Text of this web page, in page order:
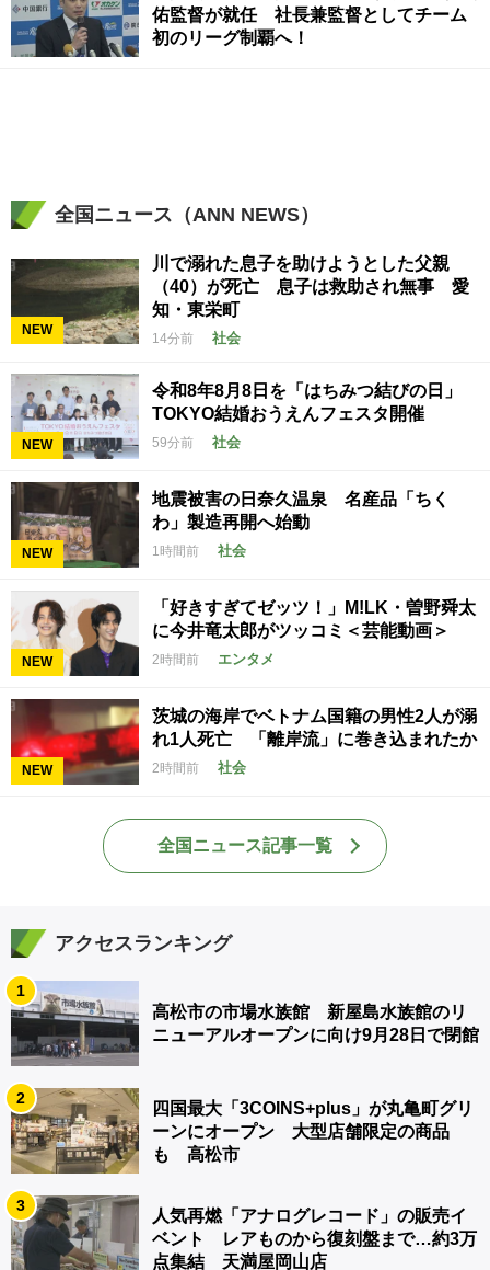
佑監督が就任 社長兼監督としてチーム
初のリーグ制覇へ！
全国ニュース（ANN NEWS）
NEW
川で溺れた息子を助けようとした父親
（40）が死亡 息子は救助され無事 愛
知・東栄町
14分前 社会
NEW
令和8年8月8日を「はちみつ結びの日」
TOKYO結婚おうえんフェスタ開催
59分前 社会
NEW
地震被害の日奈久温泉 名産品「ちく
わ」製造再開へ始動
1時間前 社会
NEW
「好きすぎてゼッツ！」M!LK・曽野舜太
に今井竜太郎がツッコミ＜芸能動画＞
2時間前 エンタメ
NEW
茨城の海岸でベトナム国籍の男性2人が溺
れ1人死亡 「離岸流」に巻き込まれたか
2時間前 社会
全国ニュース記事一覧
アクセスランキング
1
高松市の市場水族館 新屋島水族館のリ
ニューアルオープンに向け9月28日で閉館
2
四国最大「3COINS+plus」が丸亀町グリ
ーンにオープン 大型店舗限定の商品
も 高松市
3
人気再燃「アナログレコード」の販売イ
ベント レアものから復刻盤まで…約3万
点集結 天満屋岡山店